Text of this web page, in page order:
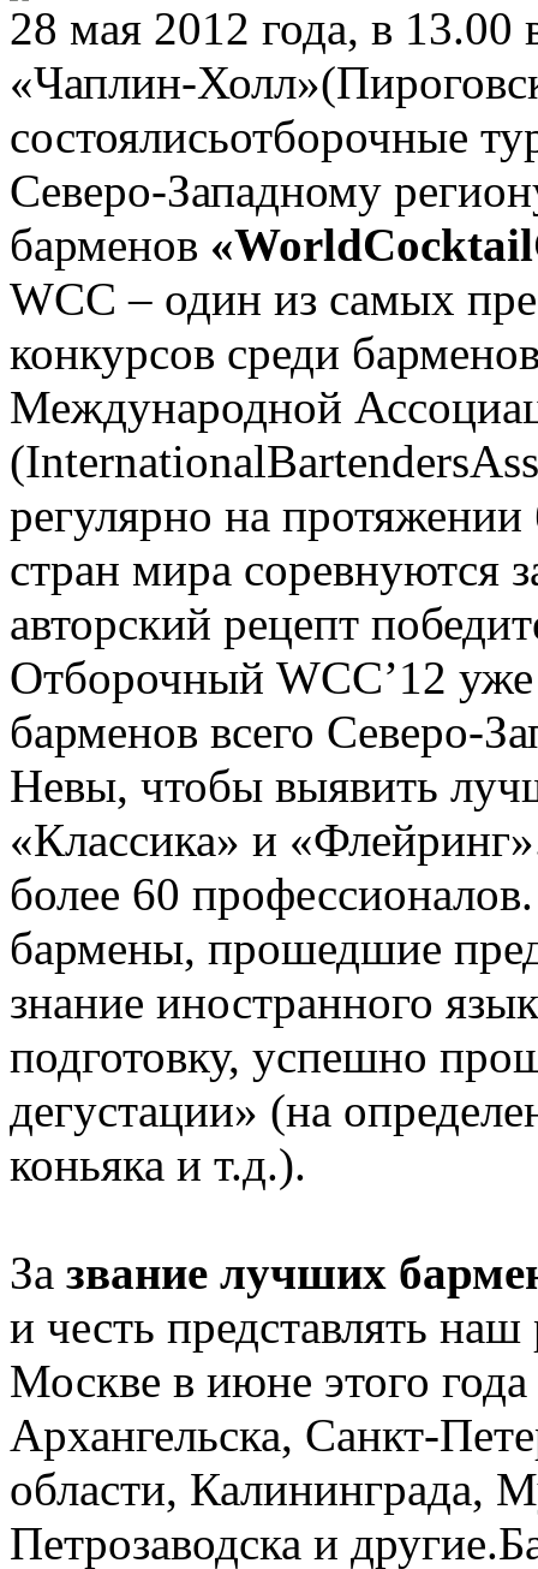
28 мая 2012 года, в 13.00
«Чаплин-
состоялисьотборочные
Северо-Западному
барменов
WCC – один из самых
конкурсов среди
Международной
регулярно на
стран мира соревнуются
авторский рецепт
Отборочный WCC’12
барменов всего Северо-
Невы, чтобы выявить
«Классика» и
более 60
бармены, прошедшие
знание иностранного
подготовку, успешно
дегустации» (на
коньяка и т.д.).
За звание лучших
и честь представлять
Москве в июне этого
Архангельска, Санкт-
области, Калининграда,
Петрозаводска и